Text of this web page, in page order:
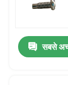
सबसे